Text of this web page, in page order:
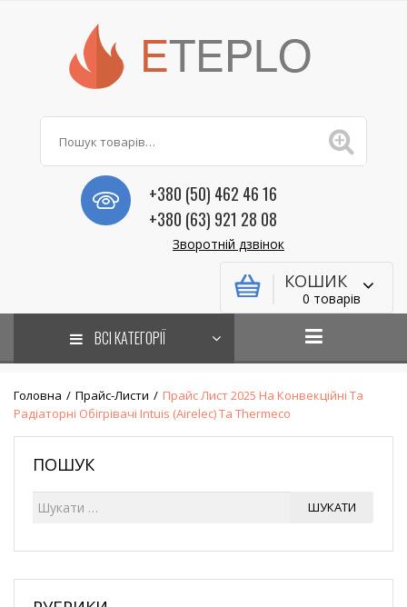
+380 (50) 462 46 16
+380 (63) 921 28 08
Зворотній дзвінок
КОШИК
0 товарів
ВСІ КАТЕГОРІЇ
Головна / Прайс-Листи / Прайс Лист 2025 На Конвекційні Та
Радіаторні Обігрівачі Intuis (Airelec) Та Thermeco
ПОШУК
Ш
а
ШУКАТИ